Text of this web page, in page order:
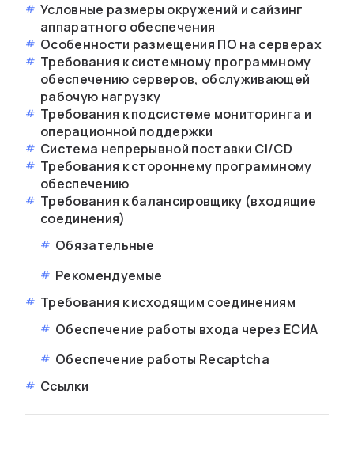
Условные размеры окружений и сайзинг
аппаратного обеспечения
Особенности размещения ПО на серверах
Требования к системному программному
обеспечению серверов, обслуживающей
рабочую нагрузку
Требования к подсистеме мониторинга и
операционной поддержки
Система непрерывной поставки CI/CD
Требования к стороннему программному
обеспечению
Требования к балансировщику (входящие
соединения)
Обязательные
Рекомендуемые
Требования к исходящим соединениям
Обеспечение работы входа через ЕСИА
Обеспечение работы Recaptcha
Ссылки